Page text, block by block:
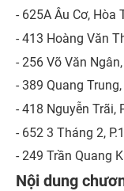
- 625A Âu Cơ, Hòa
- 413 Hoàng Văn
- 256 Võ Văn
- 389 Quang Trung,
- 418 Nguyễn Trãi,
- 652 3 Tháng 2,
- 249 Trần Quang
Nội dung